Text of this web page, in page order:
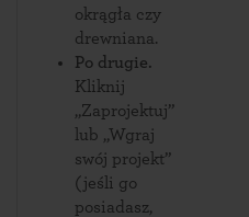
okrągła czy
drewniana.
Po drugie.
Kliknij
„Zaprojektuj”
lub „Wgraj
swój projekt”
(jeśli go
posiadasz,